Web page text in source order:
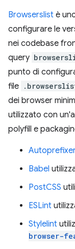
Browserslist è
configurare le
nei codebase
query
punto di
file
dei browser
utilizzato con
polyfill e
Babel
PostCSS
ESLint
Stylelint
browser-